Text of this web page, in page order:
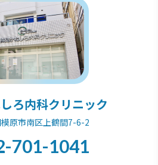
ろ内科クリニック
原市南区上鶴間7-6-2
701-1041